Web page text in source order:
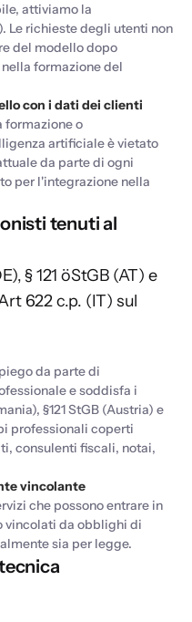
attiviamo la
Le richieste degli utenti non
del modello dopo
formazione del
con i dati dei clienti
formazione o
artificiale è vietato
da parte di ogni
per l'integrazione nella
tenuti al
§ 121 öStGB (AT) e
622 c.p. (IT) sul
da parte di
e soddisfa i
§121 StGB (Austria) e
professionali coperti
consulenti fiscali, notai,
vincolante
che possono entrare in
vincolati da obblighi di
sia per legge.